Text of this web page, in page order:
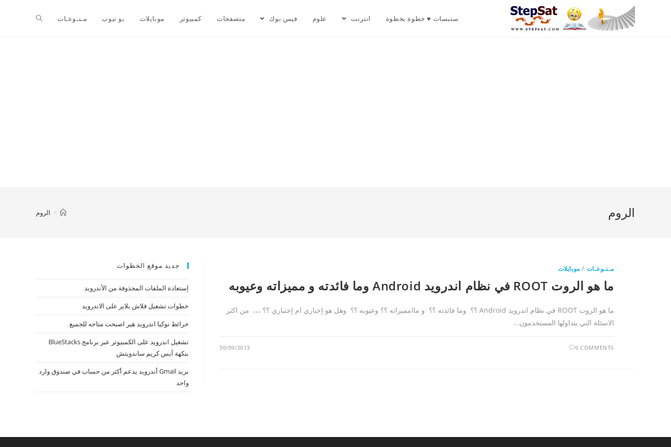
ستبسات ♥ خطوة بخطوة انترنت علوم فيس بوك متصفحات كمبيوتر موبايلات يو تيوب مـنـوعـات
الروم > الروم
مـنـوعـات / موبايلات
ما هو الروت ROOT في نظام اندرويد Android وما فائدته و مميزاته وعيوبه
ما هو الروت ROOT في نظام اندرويد Android ؟؟ وما فائدته ؟؟ و ماامميزاته ؟؟ وعيوبه ؟؟ وهل هو إجباري ام إختياري ؟؟ ،،، من اكثر
الاسئلة التي يتداولها المستخدمون…
0 COMMENTS
30/09/2013
جديد موقع الخظوات
إستعادة الملفات المحذوفة من الأندرويد
خطوات تشغيل فلاش بلاير على الاندرويد
خرائط نوكيا اندرويد هير اصبحت متاحه للجميع
تشغيل اندرويد على الكمبيوتر عبر برنامج BlueStacks
بنكهة آيس كريم ساندويتش
بريد Gmail أندرويد يدعم أكثر من حساب في صندوق وارد
واحد